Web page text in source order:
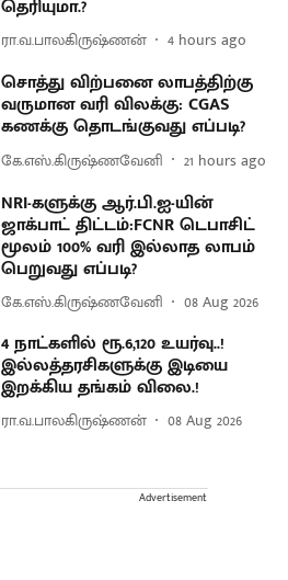
தெரியுமா.?
ரா.வ.பாலகிருஷ்ணன் 4 hours ago
சொத்து விற்பனை லாபத்திற்கு
வருமான வரி விலக்கு: CGAS
கணக்கு தொடங்குவது எப்படி?
கே.எஸ்.கிருஷ்ணவேனி 21 hours ago
NRI-களுக்கு ஆர்.பி.ஐ-யின்
ஜாக்பாட் திட்டம்:FCNR டெபாசிட்
மூலம் 100% வரி இல்லாத லாபம்
பெறுவது எப்படி?
கே.எஸ்.கிருஷ்ணவேனி 08 Aug 2026
4 நாட்களில் ரூ.6,120 உயர்வு..!
இல்லத்தரசிகளுக்கு இடியை
இறக்கிய தங்கம் விலை.!
ரா.வ.பாலகிருஷ்ணன் 08 Aug 2026
Advertisement